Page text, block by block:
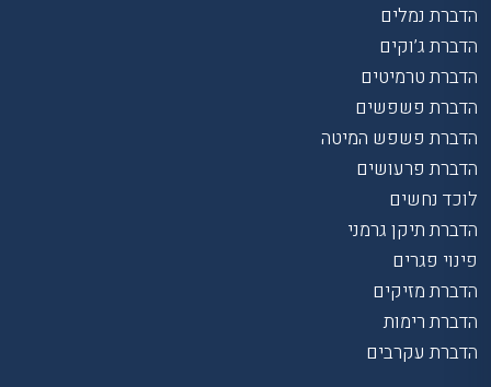
הדברת נמלים
הדברת ג’וקים
הדברת טרמיטים
הדברת פשפשים
הדברת פשפש המיטה
הדברת פרעושים
לוכד נחשים
הדברת תיקן גרמני
פינוי פגרים
הדברת מזיקים
הדברת רימות
הדברת עקרבים